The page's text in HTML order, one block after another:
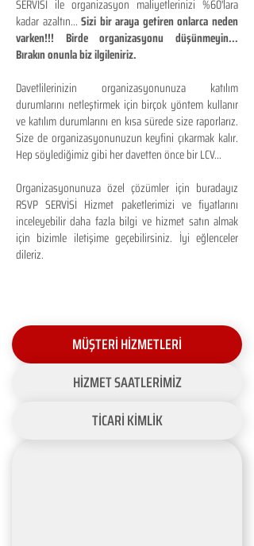
SERVİSİ ile organizasyon maliyetlerinizi %60'lara
kadar azaltın...Sizi bir araya getiren onlarca neden
varken!!! Birde organizasyonu düşünmeyin...
Bırakın onunla biz ilgileniriz.
Davetlilerinizin organizasyonunuza katılım
durumlarını netleştirmek için birçok yöntem kullanır
ve katılım durumlarını en kısa sürede size raporlarız.
Size de organizasyonunuzun keyfini çıkarmak kalır.
Hep söylediğimiz gibi her davetten önce bir LCV...
Organizasyonunuza özel çözümler için buradayız
RSVP SERVİSİ Hizmet paketlerimizi ve fiyatlarını
inceleyebilir daha fazla bilgi ve hizmet satın almak
için bizimle iletişime geçebilirsiniz. İyi eğlenceler
dileriz.
MÜŞTERİ HİZMETLERİ
HİZMET SAATLERİMİZ
TİCARİ KİMLİK